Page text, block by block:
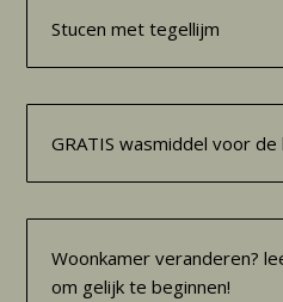
Stucen met tegellijm
GRATIS wasmiddel voor
Woonkamer veranderen?
om gelijk te beginnen!